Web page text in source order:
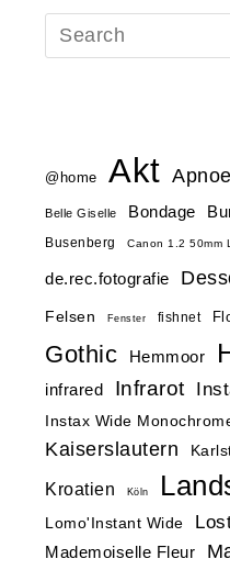
@home Akt Apnoe
Belle Giselle Bondage
Busenberg Canon 1.2 50mm
de.rec.fotografie
Felsen Fenster fishnet
Gothic Hemmoor
infrared Infrarot
Instax Wide
Kaiserslautern
Kroatien Köln
Lomo'Instant Wide
Mademoiselle Fleur